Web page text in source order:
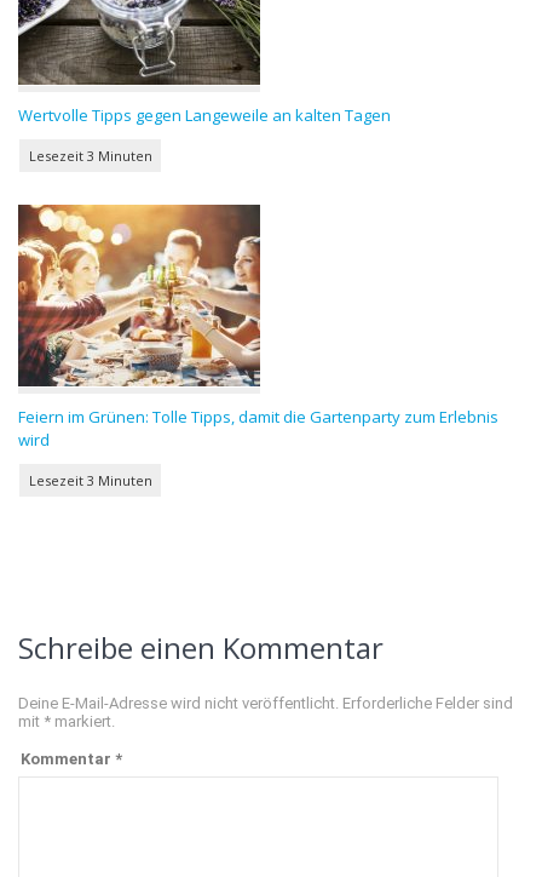
Wertvolle Tipps gegen Langeweile an kalten Tagen
Feiern im Grünen: Tolle Tipps, damit die Gartenparty zum Erlebnis
wird
Schreibe einen Kommentar
Deine E-Mail-Adresse wird nicht veröffentlicht. Erforderliche Felder sind
mit * markiert.
Kommentar *